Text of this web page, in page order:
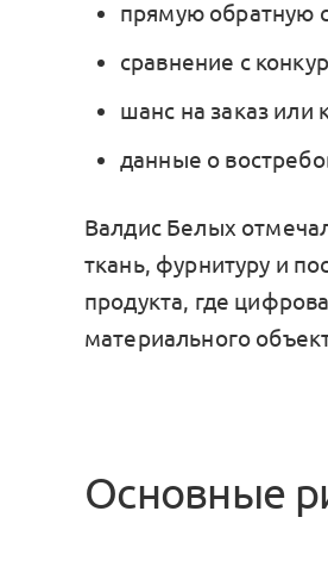
прямую обратную
сравнение с
шанс на заказ или
данные о
Валдис Белых
ткань, фурнитуру и
продукта, где
материального
Основные